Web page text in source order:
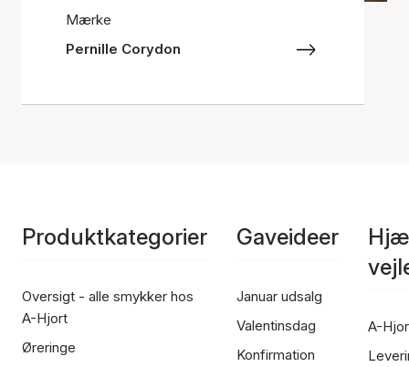
Mærke
Pernille Corydon
Produktkategorier
Oversigt - alle smykker hos
A-Hjort
Øreringe
Gaveideer
Januar udsalg
Valentinsdag
Konfirmation
A-